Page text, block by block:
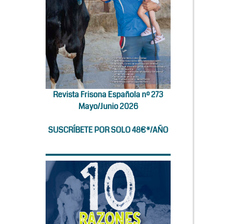
Revista Frisona Española nº 273
Mayo/Junio 2026
SUSCRÍBETE POR SOLO 48€*/AÑO